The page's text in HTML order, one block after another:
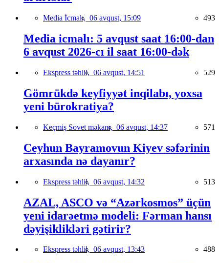
Media İcmalı, 06 avqust, 15:09 493
Media icmalı: 5 avqust saat 16:00-dan
6 avqust 2026-cı il saat 16:00-dək
Ekspress təhlil, 06 avqust, 14:51 529
Gömrükdə keyfiyyət inqilabı, yoxsa
yeni bürokratiya?
Keçmiş Sovet məkanı, 06 avqust, 14:37 571
Ceyhun Bayramovun Kiyev səfərinin
arxasında nə dayanır?
Ekspress təhlil, 06 avqust, 14:32 513
AZAL, ASCO və “Azərkosmos” üçün
yeni idarəetmə modeli: Fərman hansı
dəyişiklikləri gətirir?
Ekspress təhlil, 06 avqust, 13:43 488